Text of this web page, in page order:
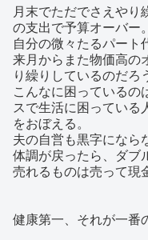
月末でただでさえやり
の支出で予算オーバー。
自分の微々たるパート
来月からまた物価高の
り繰りしているのだろ
こんなに困っているの
スで生活に困っている
をおぼえる。
夫の自営も黒字になら
体調が戻ったら、ダブ
売れるものは売って現
健康第一、それが一番